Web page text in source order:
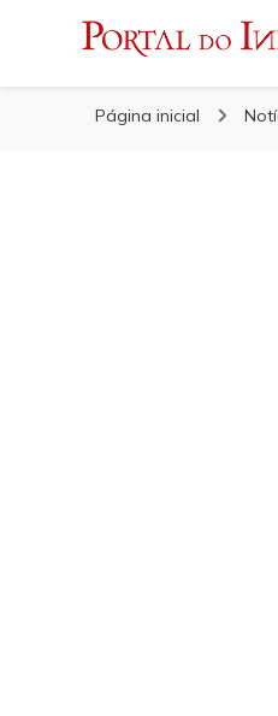
Portal
Página inicial